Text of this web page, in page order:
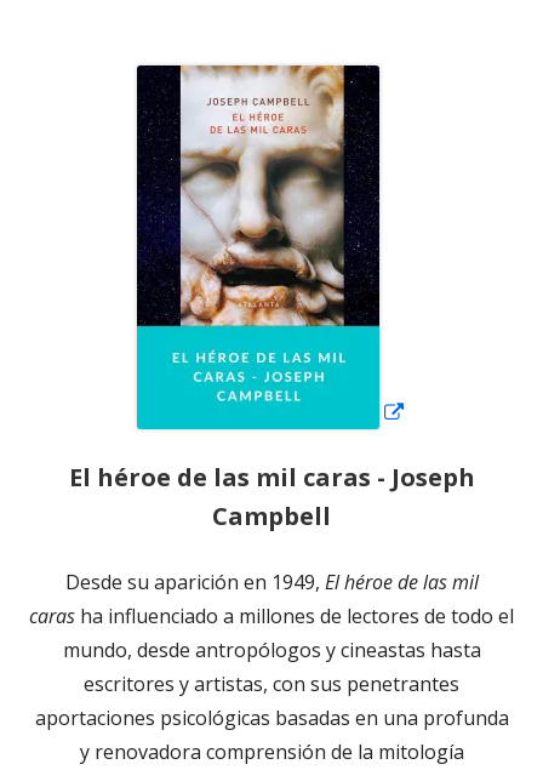
El héroe de las mil caras - Joseph
Campbell
Desde su aparición en 1949, El héroe de las mil
caras ha influenciado a millones de lectores de todo el
mundo, desde antropólogos y cineastas hasta
escritores y artistas, con sus penetrantes
aportaciones psicológicas basadas en una profunda
y renovadora comprensión de la mitología